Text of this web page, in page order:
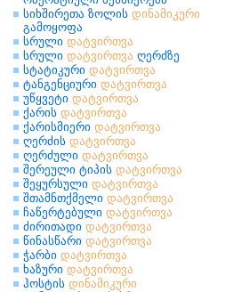
სიხშირეთა ზოლის დინამიკური
გამოყოფა
სრული დატვირთვა
სრული დატვირთვა ღერძზე
სტატიკური დატვირთვა
ტანგენციური დატვირთვა
უწყვეტი დატვირთვა
ქარის დატვირთვა
ქარისმიერი დატვირთვა
ღერძის დატვირთვა
ღერძული დატვირთვა
შერეული ტიპის დატვირთვა
შეყურსული დატვირთვა
შთამნთქმელი დატვირთვა
ჩაწერტებული დატვირთვა
ძირითადი დატვირთვა
წინასწარი დატვირთვა
ჭარბი დატვირთვა
ხაზური დატვირთვა
ჰოსტის დინამიკური